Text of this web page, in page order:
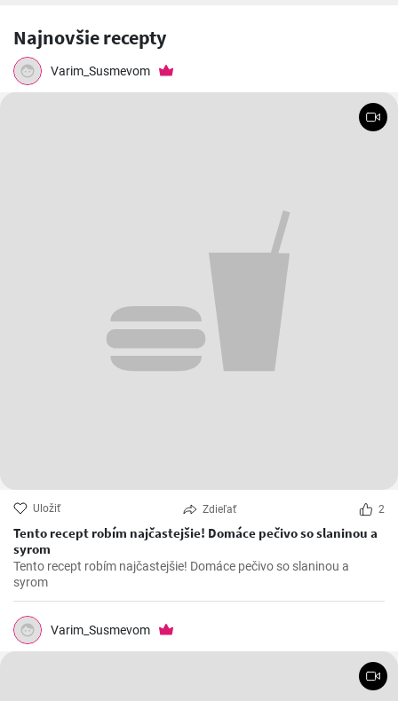
Najnovšie recepty
Varim_Susmevom
Uložiť Zdieľať 2
Tento recept robím najčastejšie! Domáce pečivo so slaninou a
syrom
Tento recept robím najčastejšie! Domáce pečivo so slaninou a
syrom
Varim_Susmevom